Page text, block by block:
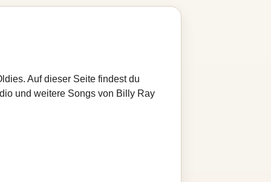
Auf dieser Seite findest du
und weitere Songs von Billy Ray